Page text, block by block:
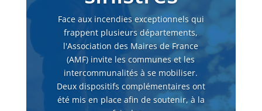
Face aux incendies exceptionnels qui
frappent plusieurs départements,
l'Association des Maires de France
(AMF) invite les communes et les
intercommunalités à se mobiliser.
Deux dispositifs complémentaires ont
été mis en place afin de soutenir, à la